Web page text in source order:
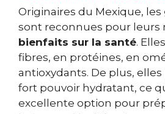
Originaires du Mexique, les
sont reconnues pour leurs
bienfaits sur la santé.
fibres, en protéines, en
antioxydants. De plus,
fort pouvoir hydratant, ce
excellente option pour